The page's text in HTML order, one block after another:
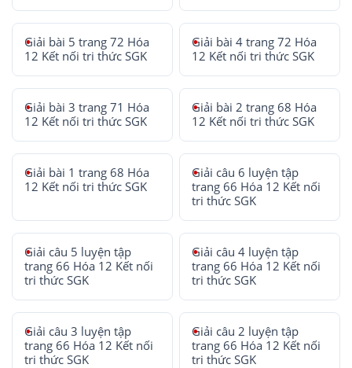
Giải bài 5 trang 72 Hóa
12 Kết nối tri thức SGK
Giải bài 4 trang 72 Hóa
12 Kết nối tri thức SGK
Giải bài 3 trang 71 Hóa
12 Kết nối tri thức SGK
Giải bài 2 trang 68 Hóa
12 Kết nối tri thức SGK
Giải bài 1 trang 68 Hóa
12 Kết nối tri thức SGK
Giải câu 6 luyện tập
trang 66 Hóa 12 Kết nối
tri thức SGK
Giải câu 5 luyện tập
trang 66 Hóa 12 Kết nối
tri thức SGK
Giải câu 4 luyện tập
trang 66 Hóa 12 Kết nối
tri thức SGK
Giải câu 3 luyện tập
trang 66 Hóa 12 Kết nối
tri thức SGK
Giải câu 2 luyện tập
trang 66 Hóa 12 Kết nối
tri thức SGK